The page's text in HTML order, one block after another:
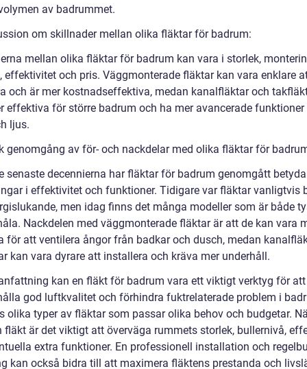
av badrummet.
om skillnader mellan olika fläktar för badrum:
mellan olika fläktar för badrum kan vara i storlek,
effektivitet och pris. Väggmonterade fläktar kan vara enklare
och är mer kostnadseffektiva, medan kanalfläktar och
effektiva för större badrum och ha mer avancerade
ljus.
genomgång av för- och nackdelar med olika fläktar för
senaste decennierna har fläktar för badrum genomgått
i effektivitet och funktioner. Tidigare var fläktar vanligtvis
men idag finns det många modeller som är både
Nackdelen med väggmonterade fläktar är att de kan vara
för att ventilera ångor från badkar och dusch, medan
kan vara dyrare att installera och kräva mer underhåll.
kan en fläkt för badrum vara ett viktigt verktyg för att
god luftkvalitet och förhindra fuktrelaterade problem i
olika typer av fläktar som passar olika behov och budgetar.
fläkt är det viktigt att överväga rummets storlek, bullernivå,
extra funktioner. En professionell installation och
kan också bidra till att maximera fläktens prestanda och